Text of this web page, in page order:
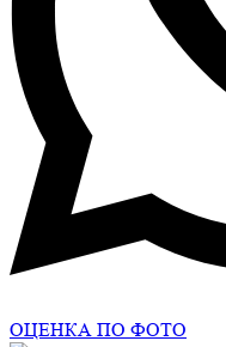
ОЦЕНКА ПО ФОТО